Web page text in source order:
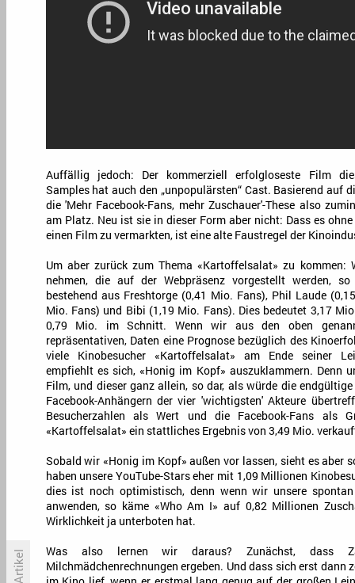
Auffällig jedoch: Der kommerziell erfolgloseste Film
Samples hat auch den „unpopulärsten“ Cast. Basierend auf
die 'Mehr Facebook-Fans, mehr Zuschauer'-These also
am Platz. Neu ist sie in dieser Form aber nicht: Dass es
einen Film zu vermarkten, ist eine alte Faustregel der
Um aber zurück zum Thema «Kartoffelsalat» zu kommen:
nehmen, die auf der Webpräsenz vorgestellt werden,
bestehend aus Freshtorge (0,41 Mio. Fans), Phil Laude
Mio. Fans) und Bibi (1,19 Mio. Fans). Dies bedeutet 3,17
0,79 Mio. im Schnitt. Wenn wir aus den oben
repräsentativen, Daten eine Prognose bezüglich des
viele Kinobesucher «Kartoffelsalat» am Ende seiner
empfiehlt es sich, «Honig im Kopf» auszuklammern. Denn
Film, und dieser ganz allein, so dar, als würde die
Facebook-Anhängern der vier 'wichtigsten' Akteure
Besucherzahlen als Wert und die Facebook-Fans als
«Kartoffelsalat» ein stattliches Ergebnis von 3,49 Mio.
Sobald wir «Honig im Kopf» außen vor lassen, sieht es aber
haben unsere YouTube-Stars eher mit 1,09 Millionen
dies ist noch optimistisch, denn wenn wir unsere
anwenden, so käme «Who Am I» auf 0,82 Millionen
Wirklichkeit ja unterboten hat.
Was also lernen wir daraus? Zunächst, dass
Milchmädchenrechnungen ergeben. Und dass sich erst dann